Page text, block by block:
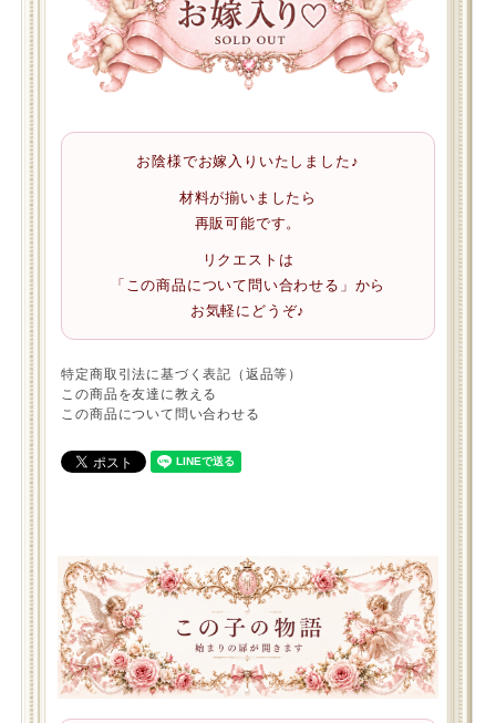
お陰様でお嫁入りいたしました♪
材料が揃いましたら
再販可能です。
リクエストは
「この商品について問い合わせる」から
お気軽にどうぞ♪
特定商取引法に基づく表記（返品等）
この商品を友達に教える
この商品について問い合わせる